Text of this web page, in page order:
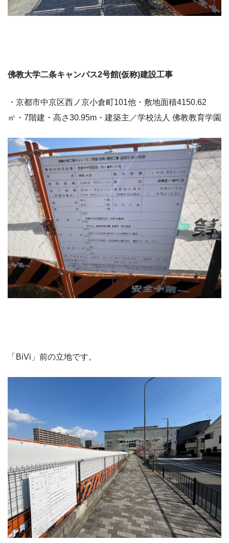
佛教大学二条キャンパス2号館(仮称)建設工事
・京都市中京区西ノ京小倉町101他・敷地面積4150.62
㎡・7階建・高さ30.95m・建築主／学校法人 佛教教育学園
「BiVi」前の立地です。